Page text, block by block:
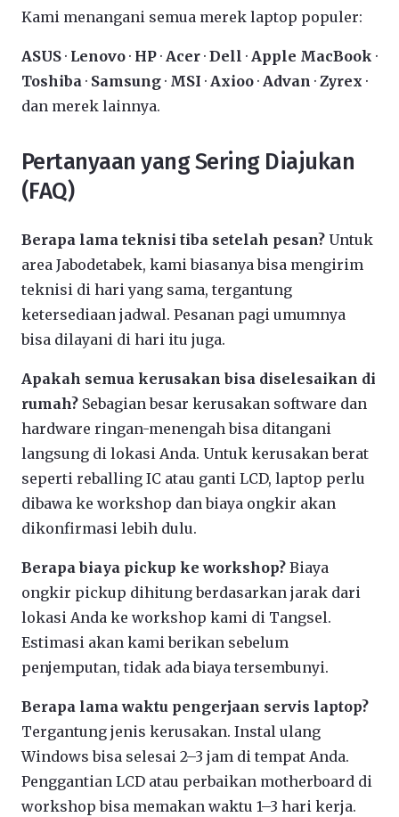
Kami menangani semua merek laptop populer:
ASUS · Lenovo · HP · Acer · Dell · Apple MacBook ·
Toshiba · Samsung · MSI · Axioo · Advan · Zyrex ·
dan merek lainnya.
Pertanyaan yang Sering Diajukan
(FAQ)
Berapa lama teknisi tiba setelah pesan? Untuk
area Jabodetabek, kami biasanya bisa mengirim
teknisi di hari yang sama, tergantung
ketersediaan jadwal. Pesanan pagi umumnya
bisa dilayani di hari itu juga.
Apakah semua kerusakan bisa diselesaikan di
rumah? Sebagian besar kerusakan software dan
hardware ringan-menengah bisa ditangani
langsung di lokasi Anda. Untuk kerusakan berat
seperti reballing IC atau ganti LCD, laptop perlu
dibawa ke workshop dan biaya ongkir akan
dikonfirmasi lebih dulu.
Berapa biaya pickup ke workshop? Biaya
ongkir pickup dihitung berdasarkan jarak dari
lokasi Anda ke workshop kami di Tangsel.
Estimasi akan kami berikan sebelum
penjemputan, tidak ada biaya tersembunyi.
Berapa lama waktu pengerjaan servis laptop?
Tergantung jenis kerusakan. Instal ulang
Windows bisa selesai 2–3 jam di tempat Anda.
Penggantian LCD atau perbaikan motherboard di
workshop bisa memakan waktu 1–3 hari kerja.